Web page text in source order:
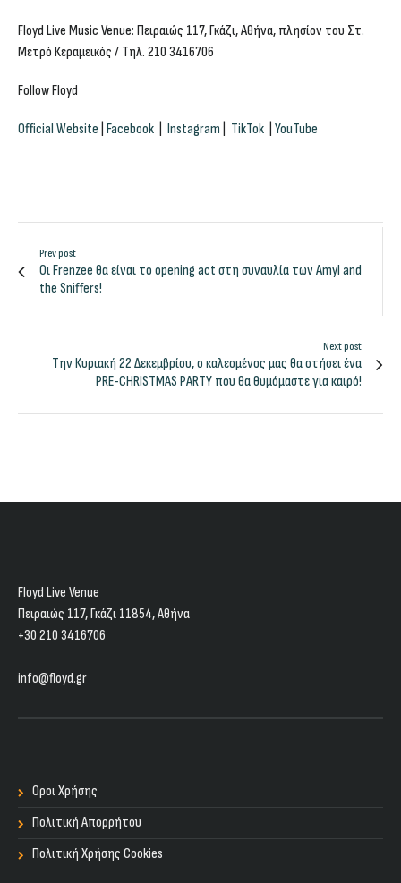
Floyd Live Music Venue: Πειραιώς 117, Γκάζι, Αθήνα, πλησίον του Στ.
Μετρό Κεραμεικός / Τηλ. 210 3416706
FollowFloyd
Official Website Facebook Instagram TikTok YouTube
Prev post
Οι Frenzee θα είναι το opening act στη συναυλία των Amyl and
the Sniffers!
Next post
Την Κυριακή 22 Δεκεμβρίου, ο καλεσμένος μας θα στήσει ένα
PRE-CHRISTMAS PARTY που θα θυμόμαστε για καιρό!
Floyd Live Venue
Πειραιώς 117, Γκάζι 11854, Aθήνα
+30 210 3416706
info@floyd.gr
Οροι Χρήσης
Πολιτική Απορρήτου
Πολιτική Χρήσης Cookies